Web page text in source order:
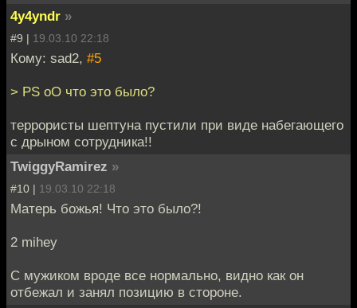
4y4yndr »
#9 | 19.03.10 22:18
Кому: sad2, #5
> PS oO что это было?
террористы шептуна пустили при виде набегающего
с дрыном сотрудника!!
TwiggyRamirez »
#10 | 19.03.10 22:18
Матерь божья! Что это было?!
2 mihey
С мужиком вроде все нормально, видно как он
отбежал и занял позицию в стороне.